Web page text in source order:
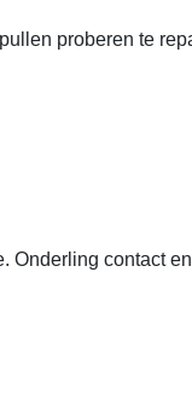
proberen te
Onderling contact